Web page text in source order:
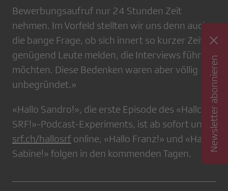
Bewerbungsaufruf nur 24 Stunden Zeit
nehmen. Im Vorfeld stellten wir uns denn auch
die bange Frage, ob sich innert so kurzer Zeit
genügend Leute melden, die Interviews führen
möchten. Diese Bedenken waren aber völlig
unbegründet.»
«Hallo Sandro!», die erste Episode des «Hallo
SRF!»-Podcast-Experiments, ist ab sofort unter
srf.ch/hallosrf online, «Hallo Franz!» und «Hallo
Sabine!» folgen in den kommenden Tagen.
Newsletter abonnieren